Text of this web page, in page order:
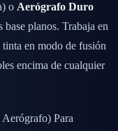
o Aerógrafo Duro
planos. Trabaja en
en modo de fusión
encima de cualquier
Aerógrafo) Para